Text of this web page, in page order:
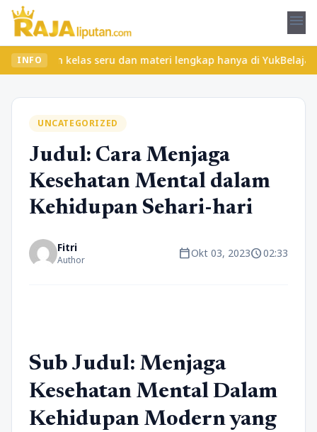
menu
INFO
kelas seru dan materi lengkap hanya di
UNCATEGORIZED
Judul: Cara Menjaga
Kesehatan Mental dalam
Kehidupan Sehari-hari
Fitri
Author calendar_todayOkt 03, 2023schedule02:33
Sub Judul: Menjaga
Kesehatan Mental Dalam
Kehidupan Modern yang